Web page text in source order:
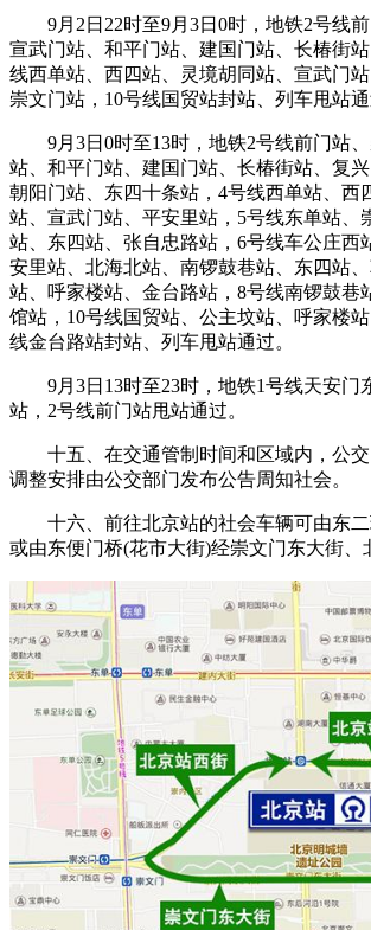
9月2日22时至9月3日0时，地铁2号线前
宣武门站、和平门站、建国门站、长椿街
线西单站、西四站、灵境胡同站、宣武门站
崇文门站，10号线国贸站封站、列车甩站通
9月3日0时至13时，地铁2号线前门站、
站、和平门站、建国门站、长椿街站、复兴
朝阳门站、东四十条站，4号线西单站、西
站、宣武门站、平安里站，5号线东单站、
站、东四站、张自忠路站，6号线车公庄西
安里站、北海北站、南锣鼓巷站、东四站
站、呼家楼站、金台路站，8号线南锣鼓巷
馆站，10号线国贸站、公主坟站、呼家楼
线金台路站封站、列车甩站通过。
9月3日13时至23时，地铁1号线天安门
站，2号线前门站甩站通过。
十五、在交通管制时间和区域内，公交
调整安排由公交部门发布公告周知社会。
十六、前往北京站的社会车辆可由东二
或由东便门桥(花市大街)经崇文门东大街、